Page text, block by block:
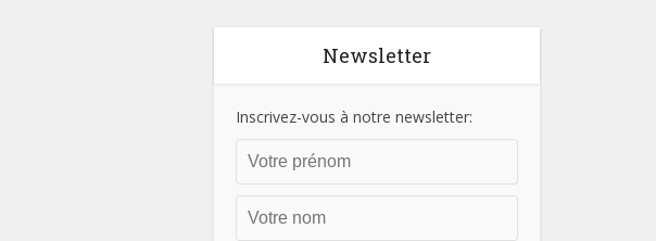
Newsletter
Inscrivez-vous à notre newsletter: